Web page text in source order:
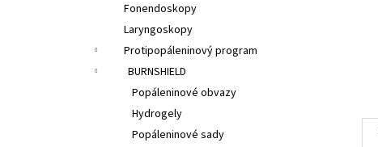
Fonendoskopy
Laryngoskopy
Protipopáleninový program
BURNSHIELD
Popáleninové obvazy
Hydrogely
Popáleninové sady